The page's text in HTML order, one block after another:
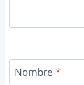
Nombre *